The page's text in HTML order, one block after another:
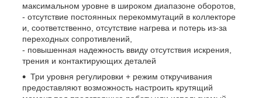
максимальном уровне в широком диапазоне оборотов,
- отсутствие постоянных перекоммутаций в коллекторе
и, соответственно, отсутствие нагрева и потерь из-за
переходных сопротивлений,
- повышенная надежность ввиду отсутствия искрения,
трения и контактирующих деталей
Три уровня регулировки + режим откручивания
предоставляют возможность настроить крутящий